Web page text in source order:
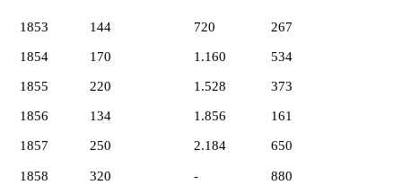
1853
1854
1855
1856
1857
1858
144
170
220
134
250
320
720
1.160
1.528
1.856
2.184
-
267
534
373
161
650
880